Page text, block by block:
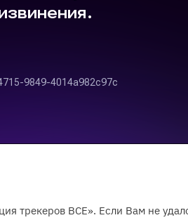
трекеров ВСЕ». Если Вам не